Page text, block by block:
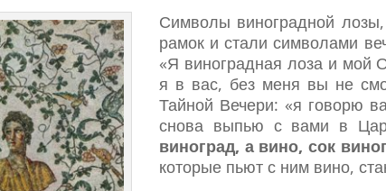
Символы виноградной
рамок и стали символами
«Я виноградная лоза и мой
я в вас, без меня вы не
Тайной Вечери: «я говорю
снова выпью с вами в
виноград, а вино, сок
которые пьют с ним вино,